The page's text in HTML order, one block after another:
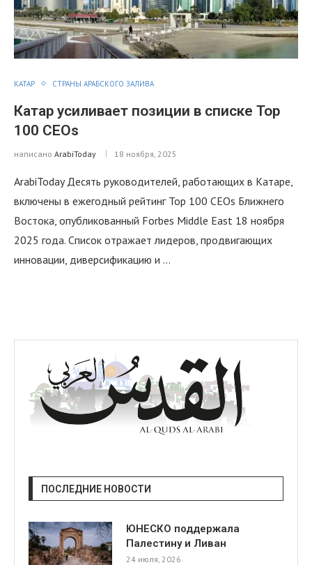
КАТАР СТРАНЫ АРАБСКОГО ЗАЛИВА
Катар усиливает позиции в списке Top
100 CEOs
написано ArabiToday 18 ноября, 2025
ArabiToday Десять руководителей, работающих в Катаре,
включены в ежегодный рейтинг Top 100 CEOs Ближнего
Востока, опубликованный Forbes Middle East 18 ноября
2025 года. Список отражает лидеров, продвигающих
инновации, диверсификацию и …
ПОСЛЕДНИЕ НОВОСТИ
ЮНЕСКО поддержала
Палестину и Ливан
24 июля, 2026